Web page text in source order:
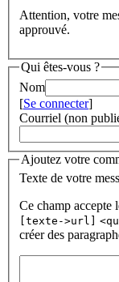
Attention, votre
approuvé.
Qui êtes-vous ?
Nom
[Se connecter]
Courriel (non
Ajoutez votre
Texte de votre
Ce champ accepte
[texte->url]
créer des